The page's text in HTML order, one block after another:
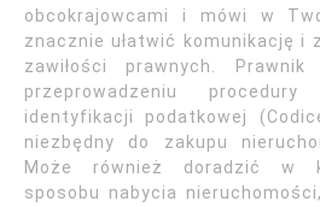
obcokrajowcami i mówi w
znacznie ułatwić komunikację i
zawiłości prawnych.
przeprowadzeniu
identyfikacji podatkowej
niezbędny do zakupu
Może również doradzić w
sposobu nabycia